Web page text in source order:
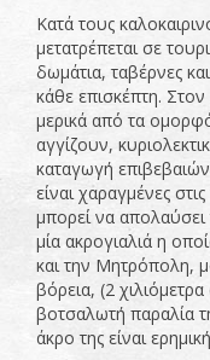
Κατά τους
μετατρέπεται σε
δωμάτια, ταβέρνες
κάθε επισκέπτη. Στον
μερικά από τα
αγγίζουν,
καταγωγή
είναι χαραγμένες
μπορεί να
μία ακρογιαλιά η
και την Μητρόπολη,
βόρεια, (2
βοτσαλωτή παραλία
άκρο της είναι